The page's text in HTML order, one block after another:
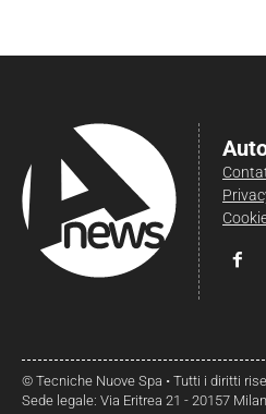
© Tecniche Nuove Spa • Tutti i diritti
Sede legale: Via Eritrea 21 - 20157